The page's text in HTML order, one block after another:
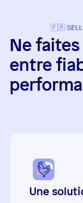
🇫🇷
Ne
entre
Une